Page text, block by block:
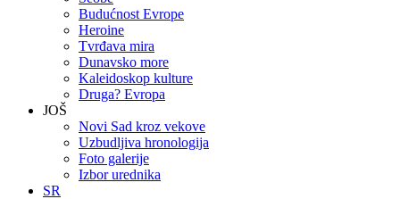
Budućnost Evrope
Heroine
Tvrđava mira
Dunavsko more
Kaleidoskop kulture
Druga? Evropa
JOŠ
Novi Sad kroz vekove
Uzbudljiva hronologija
Foto galerije
Izbor urednika
SR